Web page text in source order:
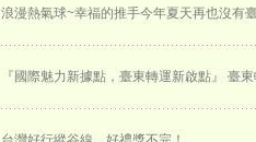
浪漫熱氣球~幸福的推手今年夏天再也沒有
『國際魅力新據點，臺東轉運新啟點』 臺東